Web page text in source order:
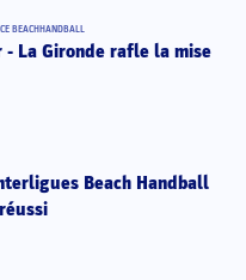
BEACHHANDBALL
- La Gironde rafle la mise
Beach Handball